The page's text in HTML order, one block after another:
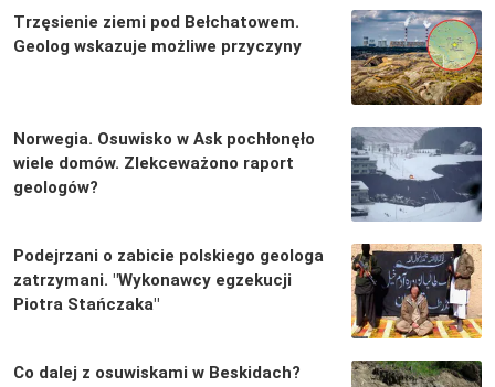
Trzęsienie ziemi pod Bełchatowem.
Geolog wskazuje możliwe przyczyny
Norwegia. Osuwisko w Ask pochłonęło
wiele domów. Zlekceważono raport
geologów?
Podejrzani o zabicie polskiego geologa
zatrzymani. "Wykonawcy egzekucji
Piotra Stańczaka"
Co dalej z osuwiskami w Beskidach?